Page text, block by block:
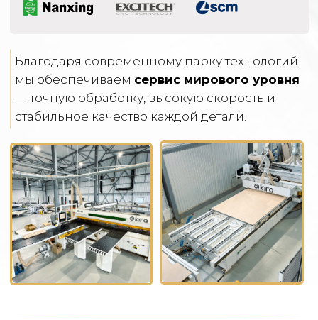
РАБОТАЕМ С ЛЮБЫМ ОБЪЕМОМ
От единичных заказов до серийных
поставок. Малые и большие партии —
одинаково четко и в срок.
ЧАСТО ЗАДАВАЕМЫЕ
ВОПРОСЫ